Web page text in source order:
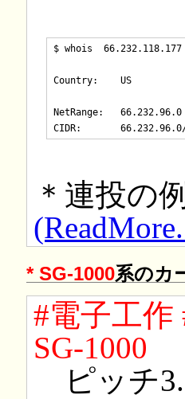
$ whois  66.232.118.177
Country:    US
NetRange:
＊連投の
* SG-1000系のカ
#電子工作
SG-1000
ピッチ